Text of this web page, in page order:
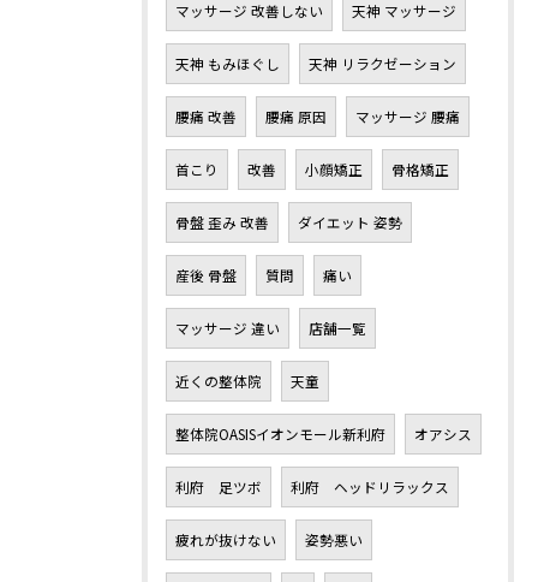
マッサージ 改善しない 天神 マッサージ
天神 もみほぐし 天神 リラクゼーション
腰痛 改善 腰痛 原因 マッサージ 腰痛
首こり 改善 小顔矯正 骨格矯正
骨盤 歪み 改善 ダイエット 姿勢
産後 骨盤 質問 痛い
マッサージ 違い 店舗一覧
近くの整体院 天童
整体院OASISイオンモール新利府 オアシス
利府 足ツボ 利府 ヘッドリラックス
疲れが抜けない 姿勢悪い